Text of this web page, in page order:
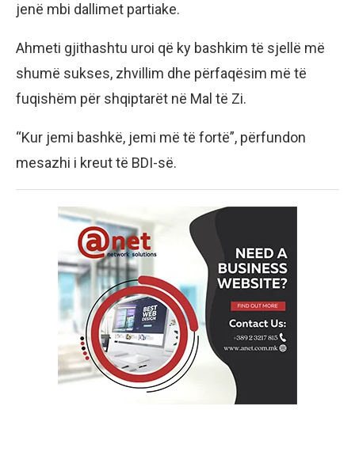
jenë mbi dallimet partiake.
Ahmeti gjithashtu uroi që ky bashkim të sjellë më
shumë sukses, zhvillim dhe përfaqësim më të
fuqishëm për shqiptarët në Mal të Zi.
“Kur jemi bashkë, jemi më të fortë”, përfundon
mesazhi i kreut të BDI-së.